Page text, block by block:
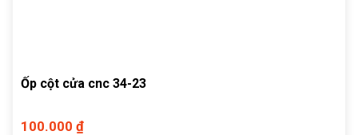
Ốp cột cửa cnc 34-23
100.000 ₫